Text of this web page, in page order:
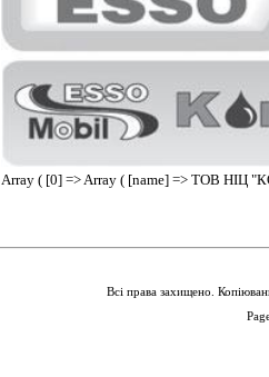
Array ( [0] => Array ( [name] => ТОВ НІЦ
Всі права захищено.